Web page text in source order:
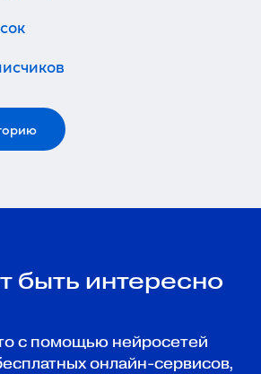
быть интересно
с помощью нейросетей
онлайн-сервисов,